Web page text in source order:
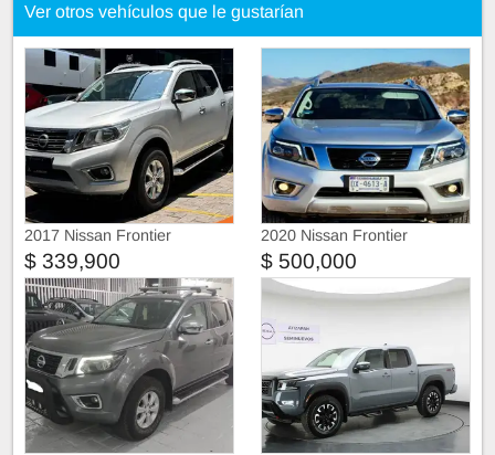
Ver otros vehículos que le gustarían
2017 Nissan Frontier
$ 339,900
2020 Nissan Frontier
$ 500,000